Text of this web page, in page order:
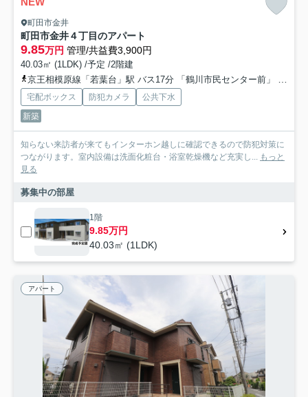
町田市金井
町田市金井４丁目のアパート
9.85万円 管理/共益費3,900円
40.03㎡ (1LDK) /予定 /2階建
京王相模原線「若葉台」駅 バス17分 「鶴川市民センター前」 停歩15分
宅配ボックス 防犯カメラ
公共下水
新築
知らない来訪者が来てもインターホン越しに確認できるので防犯対策に
つながります。室内設備は洗面化粧台・浴室乾燥機など充実し... もっと
見る
募集中の部屋
1階
9.85万円
40.03㎡ (1LDK)
アパート